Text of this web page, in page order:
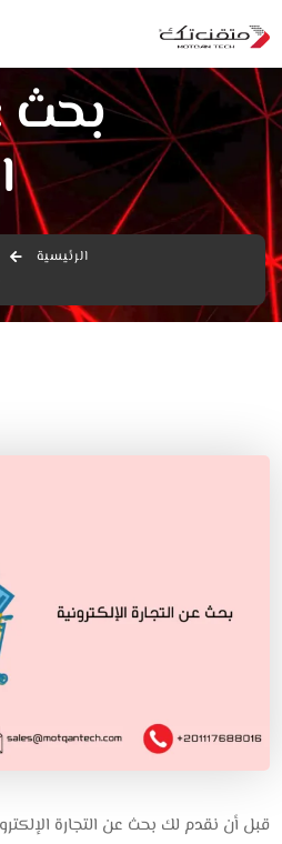
بحث
الرئيسية
قبل أن نقدم لك بحث عن التجارة